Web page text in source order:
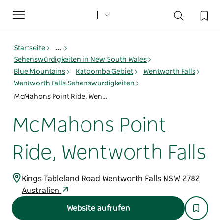
Toggle
navigation
Startseite
...
Sehenswürdigkeiten in New South Wales
Blue Mountains
Katoomba Gebiet
Wentworth Falls
Wentworth Falls Sehenswürdigkeiten
McMahons Point Ride, Wentworth Falls
McMahons Point
Ride, Wentworth Falls
Kings Tableland Road Wentworth Falls NSW 2782
Australien
Website aufrufen